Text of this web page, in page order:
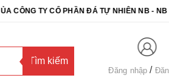
CỔ PHẦN ĐÁ TỰ NHIÊN NB - NB NATURAL
Đăng nhập